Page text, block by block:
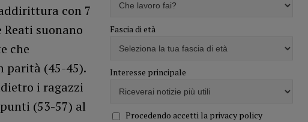
con 7
suonano
che
parità (45-45).
i ragazzi
(53-57) al
Fascia di età
Interesse principale
Procedendo accetti la privacy policy